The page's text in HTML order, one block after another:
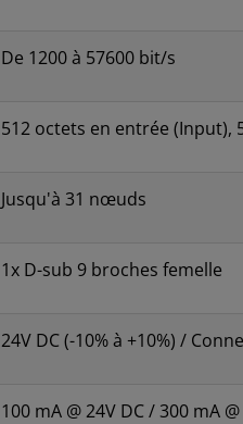
De 1200 à 57600 bit/s
512 octets en entrée (Input),
Jusqu'à 31 nœuds
1x D-sub 9 broches femelle
24V DC (-10% à +10%) /
100 mA @ 24V DC / 300 mA